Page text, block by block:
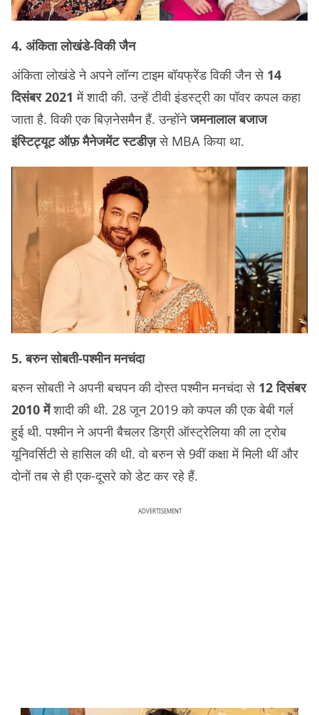
4. अंकिता लोखंडे-विकी जैन
अंकिता लोखंडे ने अपने लॉन्ग टाइम बॉयफ्रेंड विकी जैन से 14
दिसंबर 2021 में शादी की. उन्हें टीवी इंडस्ट्री का पॉवर कपल कहा
जाता है. विकी एक बिज़नेसमैन हैं. उन्होंनेजमनालाल बजाज
इंस्टिट्यूट ऑफ़ मैनेजमेंट स्टडीज़से MBA किया था.
5. बरुन सोबती-पश्मीन मनचंदा
बरुन सोबती ने अपनी बचपन की दोस्त पश्मीन मनचंदा से 12 दिसंबर
2010 मेंशादी की थी. 28 जून 2019 को कपल की एक बेबी गर्ल
हुई थी. पश्मीन ने अपनी बैचलर डिग्री ऑस्ट्रेलिया की ला ट्रोब
यूनिवर्सिटी से हासिल की थी. वो बरुन से 9वीं कक्षा में मिली थीं और
दोनों तब से ही एक-दूसरे को डेट कर रहे हैं.
ADVERTISEMENT